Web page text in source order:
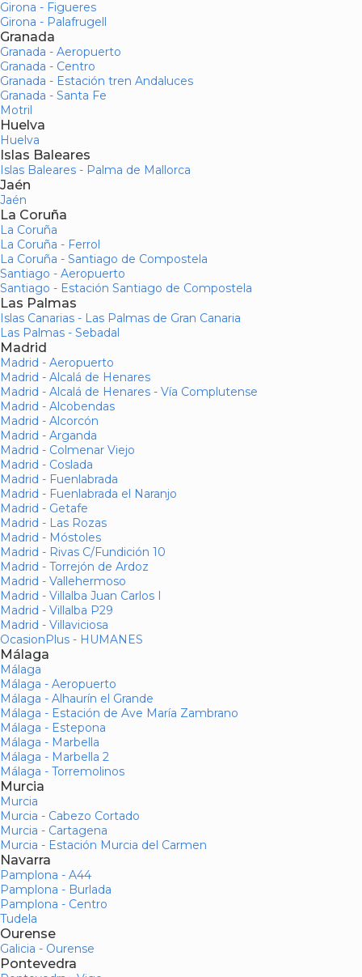
Girona - Figueres
Girona - Palafrugell
Granada
Granada - Aeropuerto
Granada - Centro
Granada - Estación tren Andaluces
Granada - Santa Fe
Motril
Huelva
Huelva
Islas Baleares
Islas Baleares - Palma de Mallorca
Jaén
Jaén
La Coruña
La Coruña
La Coruña - Ferrol
La Coruña - Santiago de Compostela
Santiago - Aeropuerto
Santiago - Estación Santiago de Compostela
Las Palmas
Islas Canarias - Las Palmas de Gran Canaria
Las Palmas - Sebadal
Madrid
Madrid - Aeropuerto
Madrid - Alcalá de Henares
Madrid - Alcalá de Henares - Vía Complutense
Madrid - Alcobendas
Madrid - Alcorcón
Madrid - Arganda
Madrid - Colmenar Viejo
Madrid - Coslada
Madrid - Fuenlabrada
Madrid - Fuenlabrada el Naranjo
Madrid - Getafe
Madrid - Las Rozas
Madrid - Móstoles
Madrid - Rivas C/Fundición 10
Madrid - Torrejón de Ardoz
Madrid - Vallehermoso
Madrid - Villalba Juan Carlos I
Madrid - Villalba P29
Madrid - Villaviciosa
OcasionPlus - HUMANES
Málaga
Málaga
Málaga - Aeropuerto
Málaga - Alhaurín el Grande
Málaga - Estación de Ave María Zambrano
Málaga - Estepona
Málaga - Marbella
Málaga - Marbella 2
Málaga - Torremolinos
Murcia
Murcia
Murcia - Cabezo Cortado
Murcia - Cartagena
Murcia - Estación Murcia del Carmen
Navarra
Pamplona - A44
Pamplona - Burlada
Pamplona - Centro
Tudela
Ourense
Galicia - Ourense
Pontevedra